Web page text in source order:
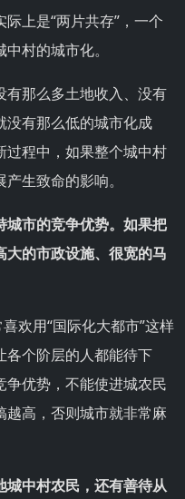
上是“两片共存”，一个
村的城市化。
有那么多土地收入、没有
没有那么低的城市化成
过程中，如果整个城中村
生致命的影响。
城市的竞争优势。如果把
的市政设施、很宽的马
欢用“国际化大都市”这样
各个阶层的人都能待下
优势，不能使进城农民
高，否则城市就非常麻
城中村农民，还有善待从